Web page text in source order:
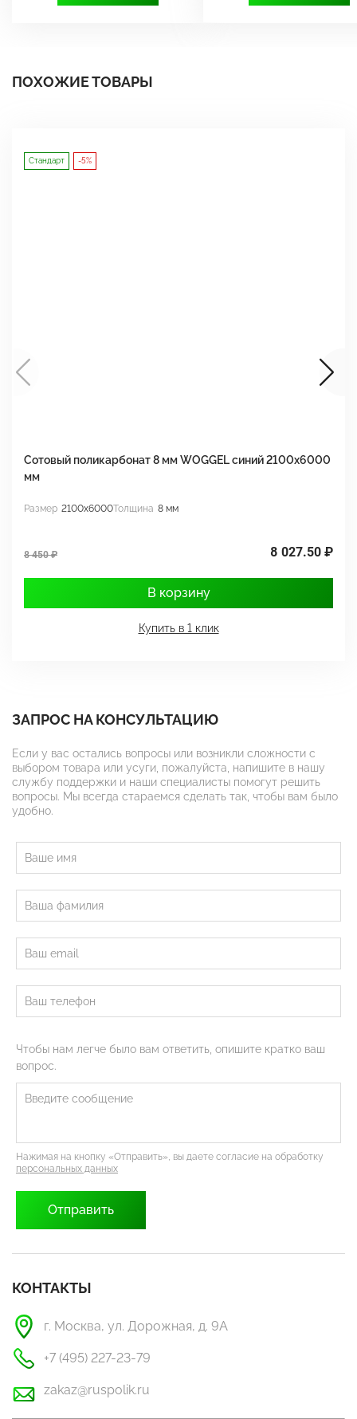
ПОХОЖИЕ ТОВАРЫ
Стандарт -5%
Сотовый поликарбонат 8 мм WOGGEL синий 2100х6000
мм
Размер 2100x6000Толщина 8 мм
8 450 ₽ 8 027.50 ₽
В корзину
Купить в 1 клик
ЗАПРОС НА КОНСУЛЬТАЦИЮ
Если у вас остались вопросы или возникли сложности с
выбором товара или усуги, пожалуйста, напишите в нашу
службу поддержки и наши специалисты помогут решить
вопросы. Мы всегда стараемся сделать так, чтобы вам было
удобно.
Чтобы нам легче было вам ответить, опишите кратко ваш
вопрос.
Нажимая на кнопку «Отправить», вы даете согласие на обработку
персональных данных
КОНТАКТЫ
г. Москва, ул. Дорожная, д. 9А
+7 (495) 227-23-79
zakaz@ruspolik.ru